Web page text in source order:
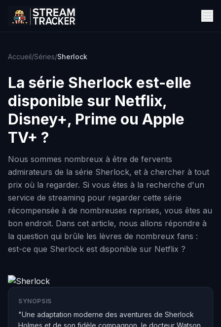
Accueil/Séries/Sherlock
La série Sherlock est-elle
disponible sur Netflix,
Disney+, Prime ou Apple
TV+ ?
Nous sommes nombreux à être de fervents
admirateurs de la série Sherlock, et à chercher à tout
prix où la regarder. Si vous êtes à la recherche d'un
service de streaming pour regarder cette série
récompensée à de nombreuses reprises, vous êtes au
bon endroit. Dans cet article, nous allons répondre à
la question qui brûle les lèvres de nombreux fans :
est-ce que Sherlock est disponible sur Netflix ?
SYNOPSIS
"Une adaptation moderne des aventures de Sherlock
Holmes et de son fidèle compagnon, le docteur Watson,